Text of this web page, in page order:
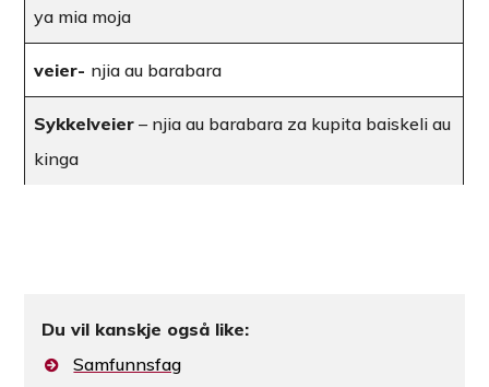
ya mia moja
veier- njia au barabara
Sykkelveier – njia au barabara za kupita baiskeli au
kinga
Du vil kanskje også like:
Samfunnsfag